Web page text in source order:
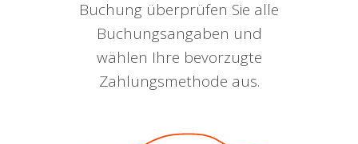
Buchung überprüfen Sie alle
Buchungsangaben und
wählen Ihre bevorzugte
Zahlungsmethode aus.